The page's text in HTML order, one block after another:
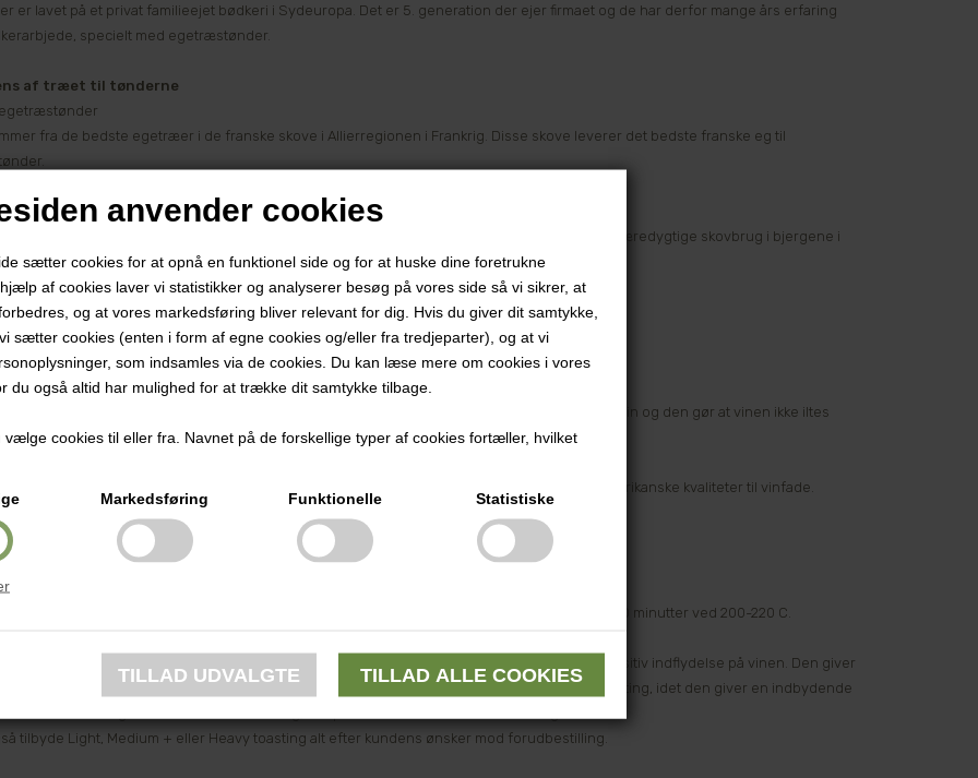
anvender cookies
sætter cookies for at opnå en funktionel side og for at huske dine foretrukne
af cookies laver vi statistikker og analyserer besøg på vores side så vi sikrer, at
og at vores markedsføring bliver relevant for dig. Hvis du giver dit samtykke,
sætter cookies (enten i form af egne cookies og/eller fra tredjeparter), og at vi
som indsamles via de cookies. Du kan læse mere om cookies i vores
du også altid har mulighed for at trække dit samtykke tilbage.
vælge cookies til eller fra. Navnet på de forskellige typer af cookies fortæller, hvilket
Markedsføring Funktionelle Statistiske
er lavet på et privat familieejet bødkeri i Sydeuropa. Det er 5. generation der ejer firmaet og de har derfor mange års erfaring
specielt med egetræstønder.
af træet til tønderne
fra de bedste egetræer i de franske skove i Allierregionen i Frankrig. Disse skove leverer det bedste franske eg til
egetræstønder
amerikanske egetræ der bruges til disse tønder er af allerhøjeste kvalitet. Træet kommer fra bæredygtige skovbrug i bjergene i
i USA.
egetræstønder
egetræ til disse tønder kommer fra udvalgte træer i Ungarn.
egetræstømmer. Det er en finere kvalitet end medium grain og den gør at vinen ikke iltes
Forhør nærmere, hvis der ønskes tønder af fransk eg i anden kvalitet end fine grain.
tømmer. Dette anses for den bedste af de amerikanske kvaliteter til vinfade.
af ungarsk eg er lavet af medium grain tømmer.
af tønderne
medium toasting (ristning) af vintønderne som standard toasting. Det vil sige at de er ristet i 40 minutter ved 200-220 C.
en toasting, der ikke giver så meget garvesyre men i stedet flere aromaer og dufte, som har positiv indflydelse på vinen. Den giver
sød og blød karakter af egetræet med noter af vanillin. Dette er den mest anvendte type af toasting, idet den giver en indbydende
tilbyde Light, Medium + eller Heavy toasting alt efter kundens ønsker mod forudbestilling.